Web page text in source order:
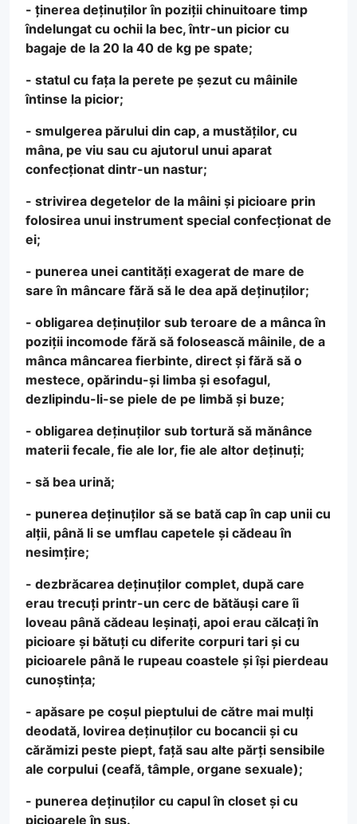
- ținerea deținuților în poziții chinuitoare timp
îndelungat cu ochii la bec, într-un picior cu
bagaje de la 20 la 40 de kg pe spate;
- statul cu fața la perete pe șezut cu mâinile
întinse la picior;
- smulgerea părului din cap, a mustăților, cu
mâna, pe viu sau cu ajutorul unui aparat
confecționat dintr-un nastur;
- strivirea degetelor de la mâini și picioare prin
folosirea unui instrument special confecționat de
ei;
- punerea unei cantități exagerat de mare de
sare în mâncare fără să le dea apă deținuților;
- obligarea deținuților sub teroare de a mânca în
poziții incomode fără să folosească mâinile, de a
mânca mâncarea fierbinte, direct și fără să o
mestece, opărindu-și limba și esofagul,
dezlipindu-li-se piele de pe limbă și buze;
- obligarea deținuților sub tortură să mănânce
materii fecale, fie ale lor, fie ale altor deținuți;
- să bea urină;
- punerea deținuților să se bată cap în cap unii cu
alții, până li se umflau capetele și cădeau în
nesimțire;
- dezbrăcarea deținuților complet, după care
erau trecuți printr-un cerc de bătăuși care îi
loveau până cădeau leșinați, apoi erau călcați în
picioare și bătuți cu diferite corpuri tari și cu
picioarele până le rupeau coastele și își pierdeau
cunoștința;
- apăsare pe coșul pieptului de către mai mulți
deodată, lovirea deținuților cu bocancii și cu
cărămizi peste piept, față sau alte părți sensibile
ale corpului (ceafă, tâmple, organe sexuale);
- punerea deținuților cu capul în closet și cu
picioarele în sus.